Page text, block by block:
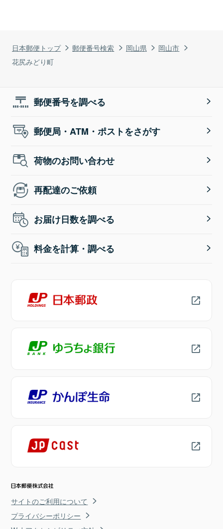
日本郵便トップ 郵便番号検索 岡山県
岡山市
花尻みどり町
郵便番号を調べる
郵便局・ATM・ポストをさがす
荷物のお問い合わせ
再配達のご依頼
お届け日数を調べる
料金を計算・調べる
サイトのご利用について
プライバシーポリシー